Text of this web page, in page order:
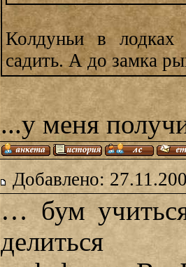
Колдуньи в
садить. А до замка
...у меня
Добавлено:
… бум
делиться